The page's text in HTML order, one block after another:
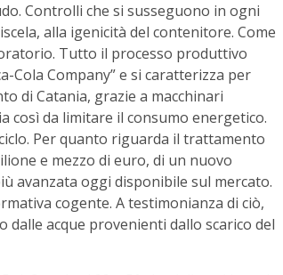
Controlli che si susseguono in ogni
alla igenicità del contenitore. Come
Tutto il processo produttivo
Cola Company” e si caratterizza per
di Catania, grazie a macchinari
così da limitare il consumo energetico.
Per quanto riguarda il trattamento
e mezzo di euro, di un nuovo
avanzata oggi disponibile sul mercato.
cogente. A testimonianza di ciò,
acque provenienti dallo scarico del